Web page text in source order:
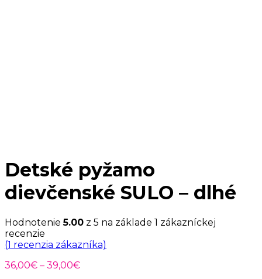
Detské pyžamo
dievčenské SULO – dlhé
Hodnotenie5.00 z 5 na základe 1 zákazníckej
recenzie
(1 recenzia zákazníka)
36,00€ – 39,00€Price